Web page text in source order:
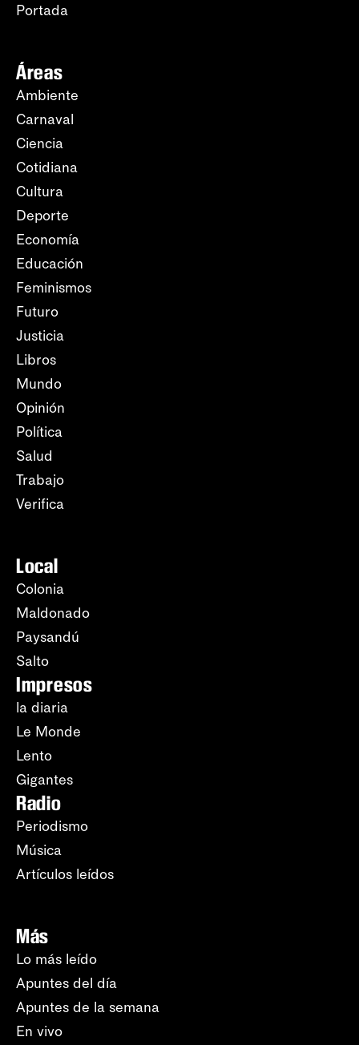
Portada
Áreas
Ambiente
Carnaval
Ciencia
Cotidiana
Cultura
Deporte
Economía
Educación
Feminismos
Futuro
Justicia
Libros
Mundo
Opinión
Política
Salud
Trabajo
Verifica
Local
Colonia
Maldonado
Paysandú
Salto
Impresos
la diaria
Le Monde
Lento
Gigantes
Radio
Periodismo
Música
Artículos leídos
Más
Lo más leído
Apuntes del día
Apuntes de la semana
En vivo